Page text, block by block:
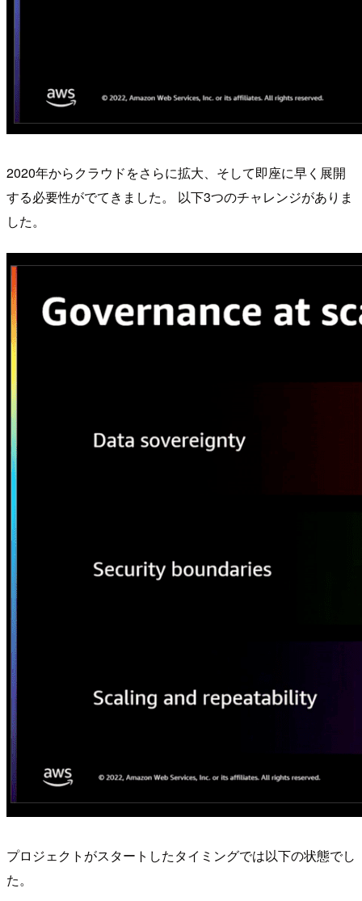
2020年からクラウドをさらに拡大、そして即座に早く展開
する必要性がでてきました。 以下3つのチャレンジがありま
した。
プロジェクトがスタートしたタイミングでは以下の状態でし
た。